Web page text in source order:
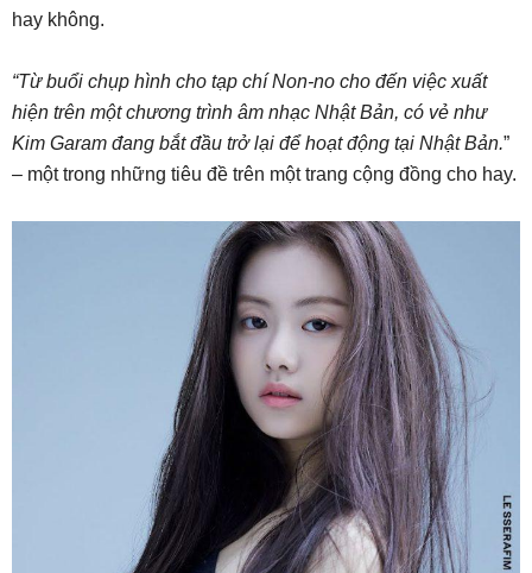
hay không.
“Từ buổi chụp hình cho tạp chí Non-no cho đến việc xuất
hiện trên một chương trình âm nhạc Nhật Bản, có vẻ như
Kim Garam đang bắt đầu trở lại để hoạt động tại Nhật Bản.”
– một trong những tiêu đề trên một trang cộng đồng cho hay.